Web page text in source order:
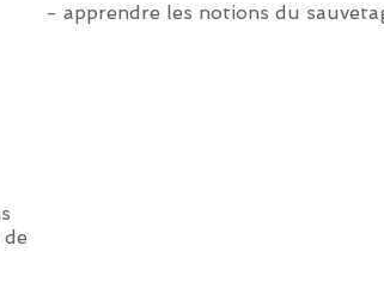
- apprendre les notions du